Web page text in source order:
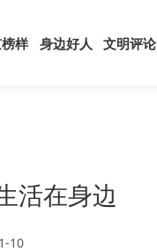
样 身边好人 文明评论
活在身边
10